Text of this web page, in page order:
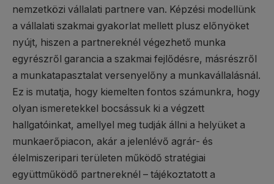
nemzetközi vállalati partnere van. Képzési modellünk
a vállalati szakmai gyakorlat mellett plusz előnyöket
nyújt, hiszen a partnereknél végezhető munka
egyrészről garancia a szakmai fejlődésre, másrészről
a munkatapasztalat versenyelőny a munkavállalásnál.
Ez is mutatja, hogy kiemelten fontos számunkra, hogy
olyan ismeretekkel bocsássuk ki a végzett
hallgatóinkat, amellyel meg tudják állni a helyüket a
munkaerőpiacon, akár a jelenlévő agrár- és
élelmiszeripari területen működő stratégiai
együttműködő partnereknél – tájékoztatott a